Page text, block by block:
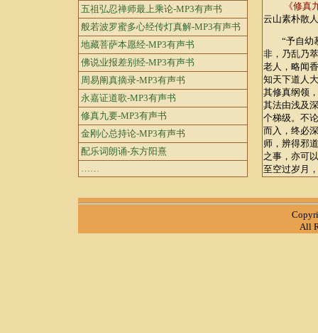
五祖弘忍禅师最上乘论-MP3有声书
般若波罗蜜多心经传灯真解-MP3有声书
地藏菩萨本愿经-MP3有声书
佛说业报差别经-MP3有声书
周易阐真摘录-MP3有声书
永嘉证道歌-MP3有声书
修真九要-MP3有声书
金刚心总持论-MP3有声书
配乐词朗诵-东方阳熹
……
《修真
云山素朴散
“予自幼慕
非，乃乱乃
老人，略闻
知天下道人
其修真纲领
其法由浅及
个梯级。不
而入，终必
师，辨得邪
之事，亦可
至空过岁月
All